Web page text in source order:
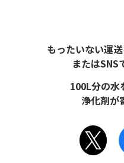
もったいない運
またはSNS
100L分の水
浄化剤が